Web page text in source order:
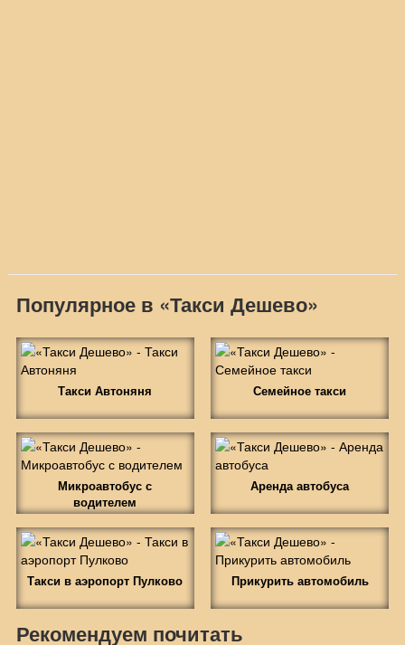
Популярное в «Такси Дешево»
Такси Автоняня Семейное такси
Микроавтобус с
водителем
Аренда автобуса
Такси в аэропорт Пулково Прикурить автомобиль
Рекомендуем почитать